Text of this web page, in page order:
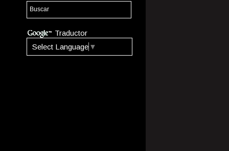
Traductor
Select Language ▼